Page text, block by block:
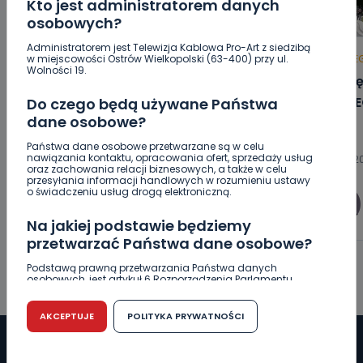
Kto jest administratorem danych
osobowych?
Administratorem jest Telewizja Kablowa Pro-Art z siedzibą
w miejscowości Ostrów Wielkopolski (63-400) przy ul.
Wolności 19.
Do czego będą używane Państwa
dane osobowe?
Państwa dane osobowe przetwarzane są w celu
nawiązania kontaktu, opracowania ofert, sprzedaży usług
oraz zachowania relacji biznesowych, a także w celu
przesyłania informacji handlowych w rozumieniu ustawy
o świadczeniu usług drogą elektroniczną.
Na jakiej podstawie będziemy
przetwarzać Państwa dane osobowe?
Podstawą prawną przetwarzania Państwa danych
osobowych, jest artykuł 6 Rozporządzenia Parlamentu
r. w sprawie ochrony osób fizycznych w związku z
przetwarzaniem danych osobowych w sprawie
swobodnego przepływu takich danych oraz uchylenia
dyrektywy 95/46/WE (RODO).
AKCEPTUJE POLITYKA PRYWATNOŚCI
HOT REGION WIADOMOŚCI
gminie. Ilu faktycznie cudzoziemców
zamieszkuje Mikstat?
08.08.2026 15:11
Co